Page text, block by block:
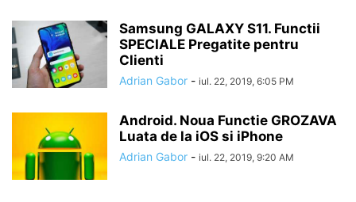
Samsung GALAXY S11. Functii
SPECIALE Pregatite pentru
Clienti
Adrian Gabor - iul. 22, 2019, 6:05 PM
Android. Noua Functie GROZAVA
Luata de la iOS si iPhone
Adrian Gabor - iul. 22, 2019, 9:20 AM